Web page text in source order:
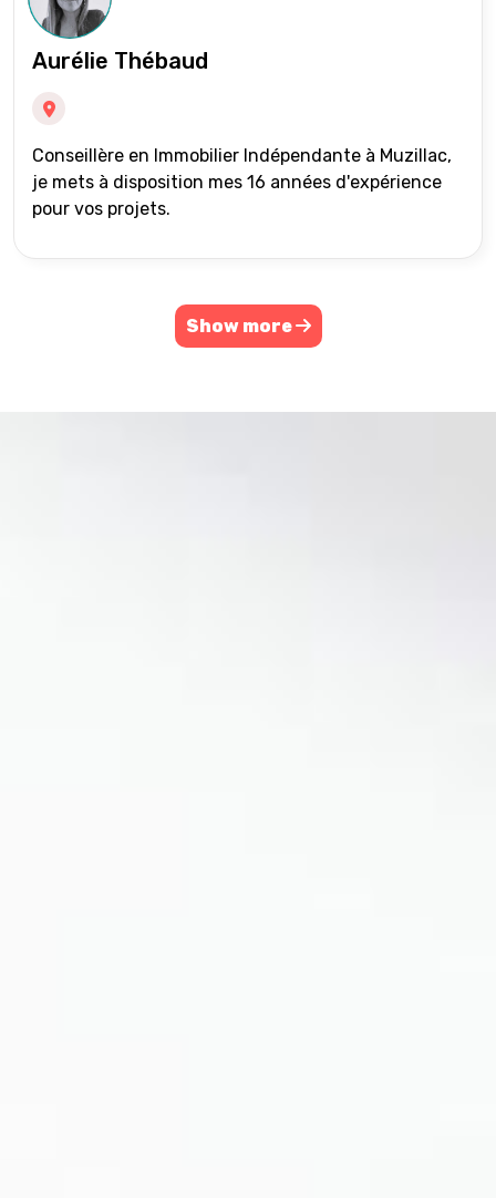
Aurélie Thébaud
Conseillère en Immobilier Indépendante à Muzillac,
je mets à disposition mes 16 années d'expérience
pour vos projets.
Show more